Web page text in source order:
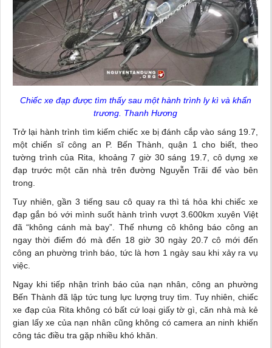
Chiếc xe đạp được tìm thấy sau một hành trình ly kì và khẩn
trương. Thanh Hương
Trở lại hành trình tìm kiếm chiếc xe bị đánh cắp vào sáng 19.7,
một chiến sĩ công an P. Bến Thành, quận 1 cho biết, theo
tường trình của Rita, khoảng 7 giờ 30 sáng 19.7, cô dựng xe
đạp trước một căn nhà trên đường Nguyễn Trãi để vào bên
trong.
Tuy nhiên, gần 3 tiếng sau cô quay ra thì tá hỏa khi chiếc xe
đạp gắn bó với mình suốt hành trình vượt 3.600km xuyên Việt
đã “không cánh mà bay”. Thế nhưng cô không báo công an
ngay thời điểm đó mà đến 18 giờ 30 ngày 20.7 cô mới đến
công an phường trình báo, tức là hơn 1 ngày sau khi xảy ra vụ
việc.
Ngay khi tiếp nhận trình báo của nạn nhân, công an phường
Bến Thành đã lập tức tung lực lượng truy tìm. Tuy nhiên, chiếc
xe đạp của Rita không có bất cứ loại giấy tờ gì, căn nhà mà kẻ
gian lấy xe của nạn nhân cũng không có camera an ninh khiến
công tác điều tra gặp nhiều khó khăn.